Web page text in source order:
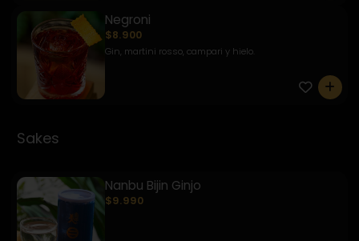
Negroni
$8.900
Gin, martini rosso, campari y hielo.
0
Sakes
Nanbu Bijin Ginjo
$9.990